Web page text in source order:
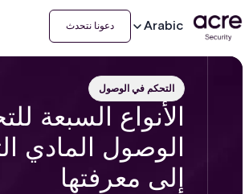
Arabic دعونا نتحدث
التحكم في الوصول
الأنواع السبعة
الوصول المادي
إلى معرفتها